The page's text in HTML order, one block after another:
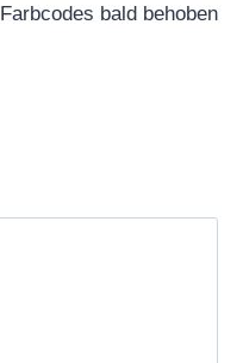
Farbcodes bald behoben